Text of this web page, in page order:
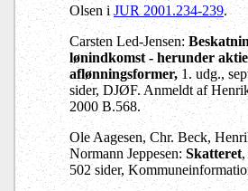
Olsen iJUR 2001.234-239.
Carsten Led-Jensen:
lønindkomst - herunder
aflønningsformer,1. udg.,
sider, DJØF. Anmeldt af
2000 B.568.
Ole Aagesen, Chr. Beck,
Normann Jeppesen: Skatteret,
502 sider,